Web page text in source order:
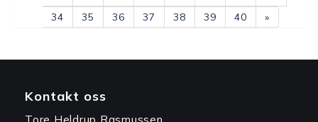
34
35 36 37 38 39 40 »
Kontakt oss